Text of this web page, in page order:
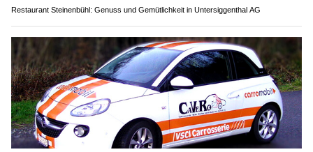
Restaurant Steinenbühl: Genuss und Gemütlichkeit in Untersiggenthal AG